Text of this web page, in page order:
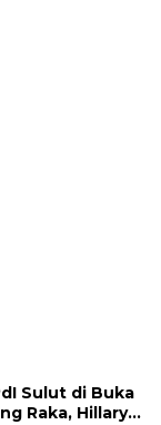
Sulut di Buka
Raka, Hillary